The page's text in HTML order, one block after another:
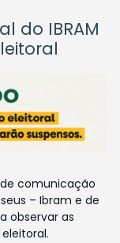
do IBRAM
comunicação
– Ibram e de
observar as